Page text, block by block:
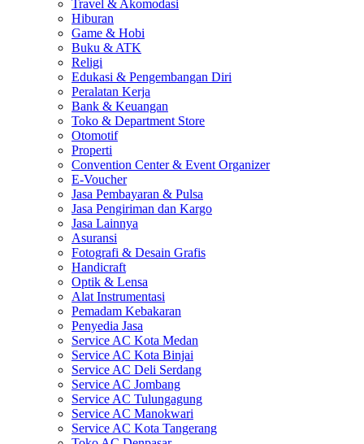
Travel & Akomodasi
Hiburan
Game & Hobi
Buku & ATK
Religi
Edukasi & Pengembangan Diri
Peralatan Kerja
Bank & Keuangan
Toko & Department Store
Otomotif
Properti
Convention Center & Event Organizer
E-Voucher
Jasa Pembayaran & Pulsa
Jasa Pengiriman dan Kargo
Jasa Lainnya
Asuransi
Fotografi & Desain Grafis
Handicraft
Optik & Lensa
Alat Instrumentasi
Pemadam Kebakaran
Penyedia Jasa
Service AC Kota Medan
Service AC Kota Binjai
Service AC Deli Serdang
Service AC Jombang
Service AC Tulungagung
Service AC Manokwari
Service AC Kota Tangerang